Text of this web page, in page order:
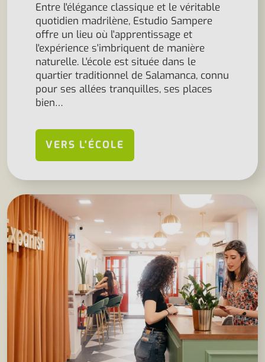
Entre l'élégance classique et le véritable
quotidien madrilène, Estudio Sampere
offre un lieu où l'apprentissage et
l'expérience s'imbriquent de manière
naturelle. L'école est située dans le
quartier traditionnel de Salamanca, connu
pour ses allées tranquilles, ses places
bien…
VERS L'ÉCOLE